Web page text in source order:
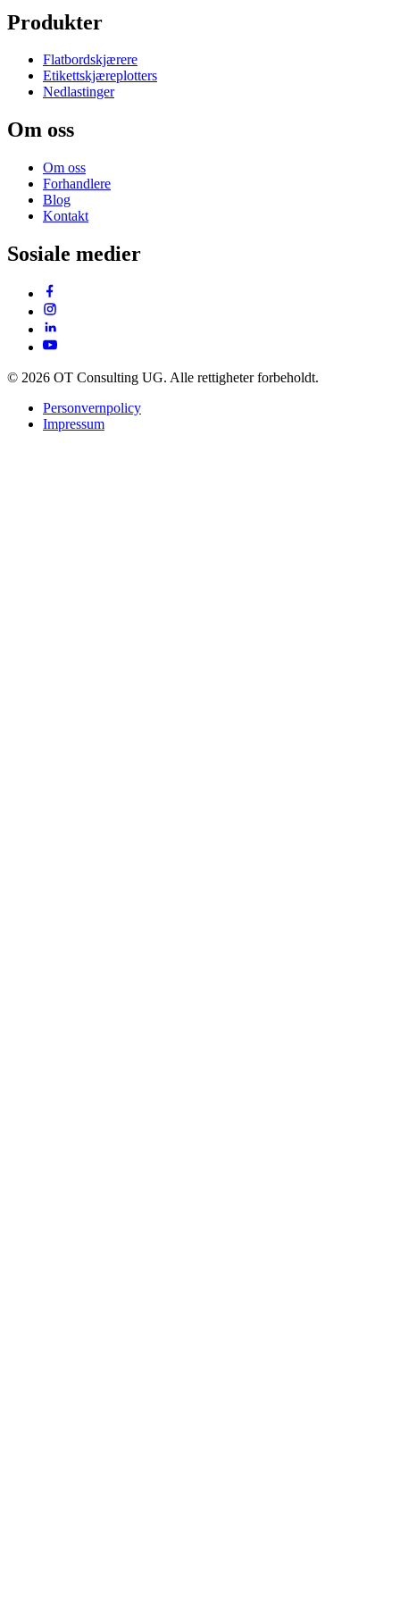
Produkter
Flatbordskjærere
Etikettskjæreplotters
Nedlastinger
Om oss
Om oss
Forhandlere
Blog
Kontakt
Sosiale medier
© 2026 OT Consulting UG. Alle rettigheter forbeholdt.
Personvernpolicy
Impressum